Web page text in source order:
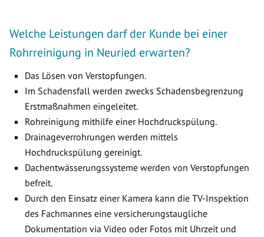
Welche Leistungen darf der Kunde bei einer
Rohrreinigung in Neuried erwarten?
Das Lösen von Verstopfungen.
Im Schadensfall werden zwecks Schadensbegrenzung
Erstmaßnahmen eingeleitet.
Rohreinigung mithilfe einer Hochdruckspülung.
Drainageverrohrungen werden mittels
Hochdruckspülung gereinigt.
Dachentwässerungssysteme werden von Verstopfungen
befreit.
Durch den Einsatz einer Kamera kann die TV-Inspektion
des Fachmannes eine versicherungstaugliche
Dokumentation via Video oder Fotos mit Uhrzeit und